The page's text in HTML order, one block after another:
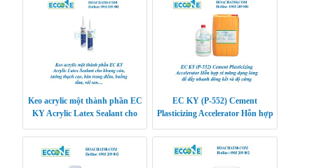
Keo acrylic một thành phần EC
KY Acrylic Latex Sealant cho
bàn trang điể
EC KY (P-552) Cement
Plasticizing Accelerator Hỗn hợp
nhanh đông kết và độ